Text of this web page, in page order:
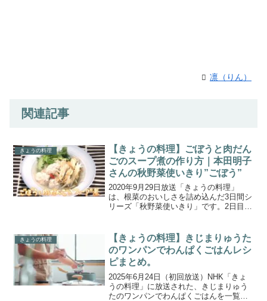
凛（りん）
関連記事
きょうの料理
【きょうの料理】ごぼうと肉だん
ごのスープ煮の作り方｜本田明子
さんの秋野菜使いきり”ごぼう”
2020年9月29日放送「きょうの料理」
は、根菜のおいしさを詰め込んだ3日間シ
リーズ「秋野菜使いきり」です。2日目
を教えてくれました。こちらでは、本田
明子さんの「ごぼう...
きょうの料理
【きょうの料理】きじまりゅうた
のワンパンでわんぱくごはんレシ
ピまとめ。
2025年6月24日（初回放送）NHK「きょ
うの料理」に放送された、きじまりゅう
たのワンパンでわんぱくごはんを一覧に